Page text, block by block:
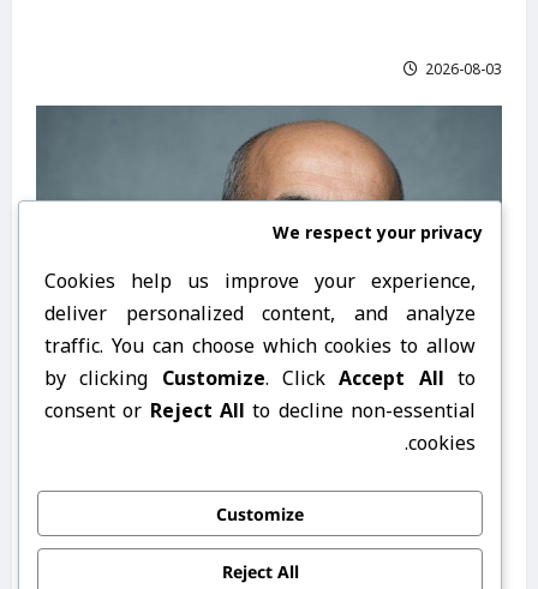
2026-08-03
حەمە حەریری هۆنراوه‌
هیوا و تەمەن، حەمە حەریری
We respect your privacy
Cookies help us improve your experience,
deliver personalized content, and analyze
traffic. You can choose which cookies to allow
by clicking Customize. ClickAccept All to
consent or Reject All to decline non-essential
cookies.
Customize
Reject All